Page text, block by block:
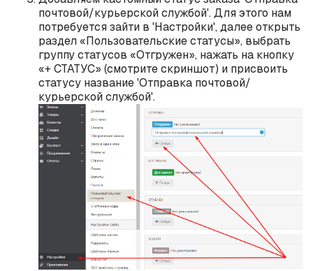
почтовой/курьерской службой'. Для этого нам
потребуется зайти в 'Настройки', далее открыть
раздел «Пользовательские статусы», выбрать
группу статусов «Отгружен», нажать на кнопку
«+ СТАТУС» (смотрите скриншот) и присвоить
статусу название 'Отправка почтовой/
курьерской службой'.